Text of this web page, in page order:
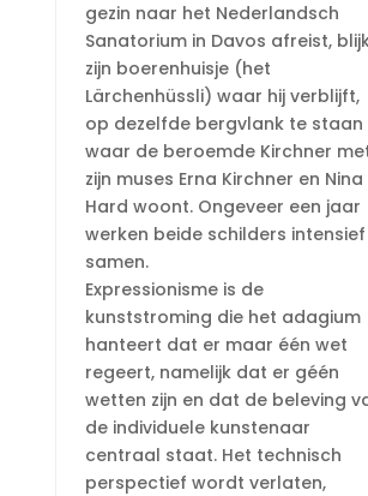
gezin naar het Nederlandsch
Sanatorium in Davos afreist,
zijn boerenhuisje (het
Lärchenhüssli) waar hij verblijft,
op dezelfde bergvlank te staan
waar de beroemde Kirchner
zijn muses Erna Kirchner en Nina
Hard woont. Ongeveer een jaar
werken beide schilders intensief
samen.
Expressionisme is de
kunststroming die het adagium
hanteert dat er maar één wet
regeert, namelijk dat er géén
wetten zijn en dat de beleving
de individuele kunstenaar
centraal staat. Het technisch
perspectief wordt verlaten,